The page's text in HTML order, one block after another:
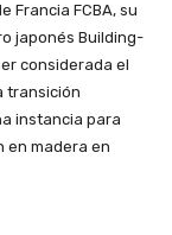
Francia FCBA, su
japonés Building-
considerada el
transición
instancia para
en madera en